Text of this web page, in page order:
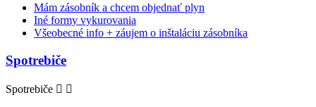
Mám zásobník a chcem objednať plyn
Iné formy vykurovania
Všeobecné info + záujem o inštaláciu zásobníka
Spotrebiče
Spotrebiče  